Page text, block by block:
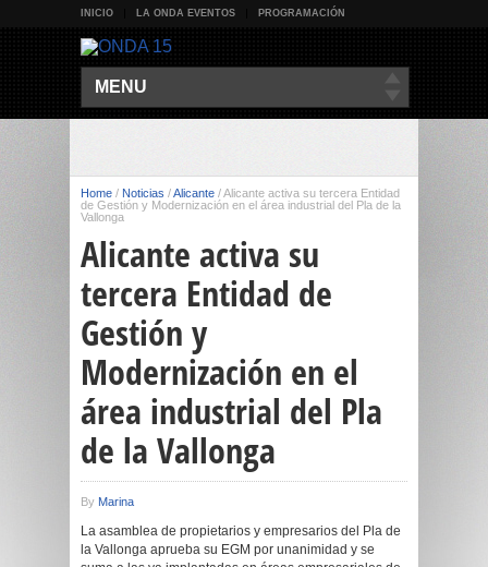
INICIO LA ONDA EVENTOS PROGRAMACIÓN
MENU
Home / Noticias /Alicante /Alicante activa su tercera Entidad
de Gestión y Modernización en el área industrial del Pla de la
Vallonga
Alicante activa su
tercera Entidad de
Gestión y
Modernización en el
área industrial del Pla
de la Vallonga
By Marina
La asamblea de propietarios y empresarios del Pla de
la Vallonga aprueba su EGM por unanimidad y se